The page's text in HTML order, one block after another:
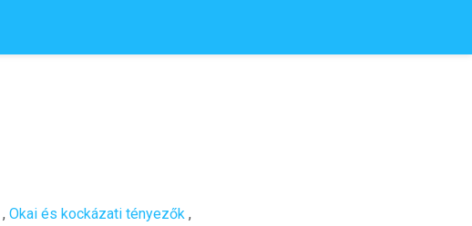
, Okai és kockázati tényezők ,